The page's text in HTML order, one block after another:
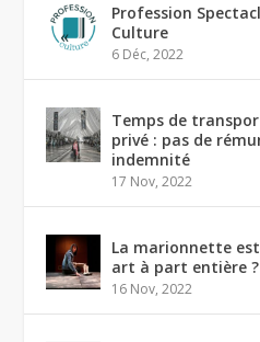
Profession
Culture
6 Déc, 2022
Temps de
privé : pas de
indemnité
17 Nov, 2022
La marionnette
art à part entière ?
16 Nov, 2022